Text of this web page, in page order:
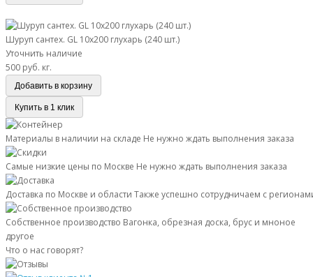
Шуруп сантех. GL 10х200 глухарь (240 шт.)
Уточнить наличие
500 руб. кг.
Добавить в корзину
Купить в 1 клик
Материалы в наличии на складе Не нужно ждать выполнения заказа
Самые низкие цены по Москве Не нужно ждать выполнения заказа
Доставка по Москве и области Также успешно сотрудничаем с
Собственное производство Вагонка, обрезная доска, брус и мноное
другое
Что о нас говорят?